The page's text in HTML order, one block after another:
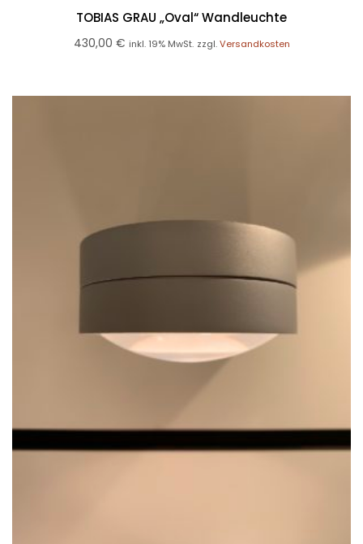
TOBIAS GRAU „Oval“ Wandleuchte
430,00 € inkl. 19% MwSt. zzgl.Versandkosten